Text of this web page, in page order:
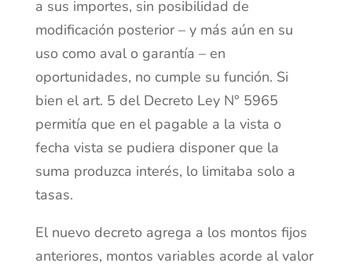
a sus importes, sin posibilidad de
modificación posterior – y más aún en su
uso como aval o garantía – en
oportunidades, no cumple su función. Si
bien el art. 5 del Decreto Ley N° 5965
permitía que en el pagable a la vista o
fecha vista se pudiera disponer que la
suma produzca interés, lo limitaba solo a
tasas.
El nuevo decreto agrega a los montos fijos
anteriores, montos variables acorde al valor